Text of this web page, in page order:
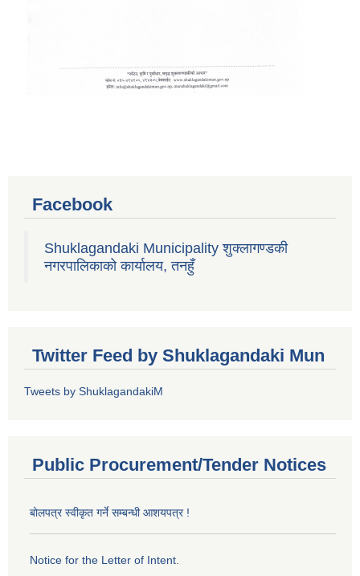
Facebook
Shuklagandaki Municipality शुक्लागण्डकी
नगरपालिकाको कार्यालय, तनहुँ
Twitter Feed by Shuklagandaki Mun
Tweets by ShuklagandakiM
Public Procurement/Tender Notices
बोलपत्र स्वीकृत गर्ने सम्बन्धी आशयपत्र !
Notice for the Letter of Intent.